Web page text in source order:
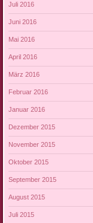
Juli 2016
Juni 2016
Mai 2016
April 2016
März 2016
Februar 2016
Januar 2016
Dezember 2015
November 2015
Oktober 2015
September 2015
August 2015
Juli 2015